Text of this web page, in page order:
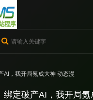
AI，我开局氪成大神 动态漫
绑定破产AI，我开局氪